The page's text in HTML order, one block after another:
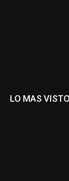
LO MAS VISTO